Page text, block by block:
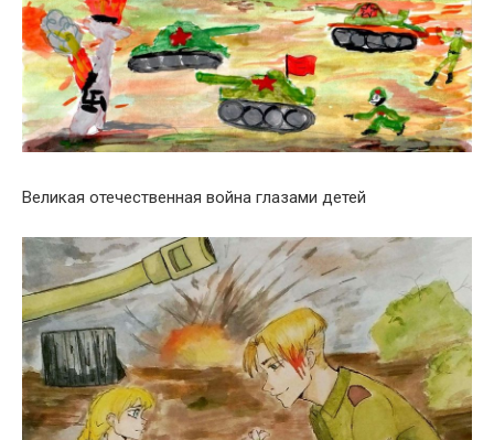
Великая отечественная война глазами детей